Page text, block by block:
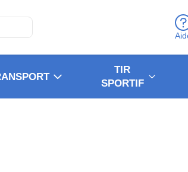
TIR
SPORTIF